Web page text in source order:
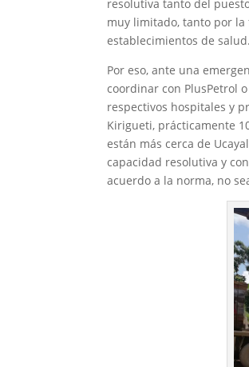
resolutiva tanto del
muy limitado, tanto por la
establecimientos de salud.
Por eso, ante una
coordinar con PlusPetrol
respectivos hospitales y
Kirigueti, prácticamente
están más cerca de
capacidad resolutiva y
acuerdo a la norma, no